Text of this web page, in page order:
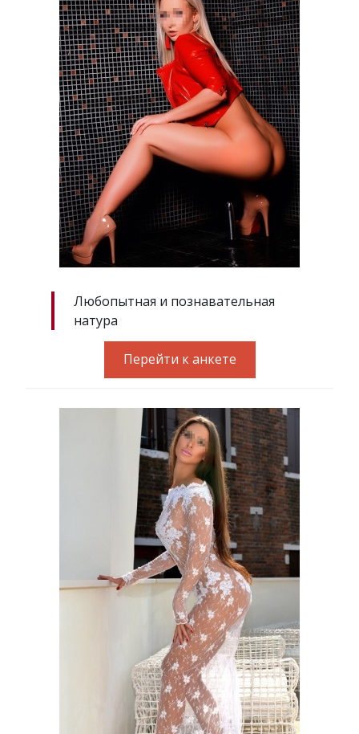
Любопытная и познавательная
натура
Перейти к анкете